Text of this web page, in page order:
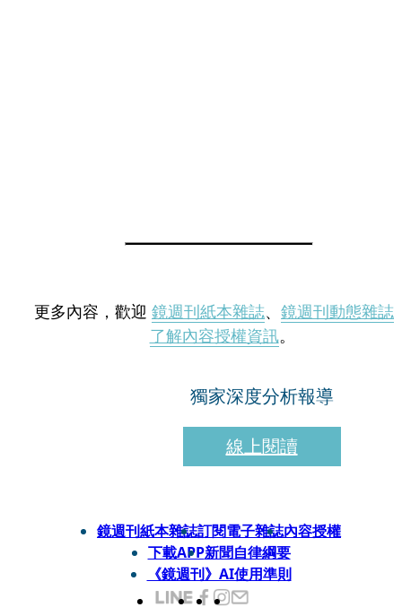
更多內容，歡迎 鏡週刊紙本雜誌、 鏡週刊動態雜誌
了解內容授權資訊。
獨家深度分析報導
線上閱讀
鏡週刊紙本雜誌訂閱電子雜誌內容授權
下載APP新聞自律綱要
《鏡週刊》AI使用準則